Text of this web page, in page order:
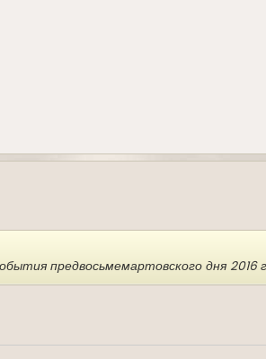
предвосьмемартовского дня 2016